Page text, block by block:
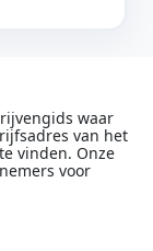
waar
van het
vinden. Onze
voor